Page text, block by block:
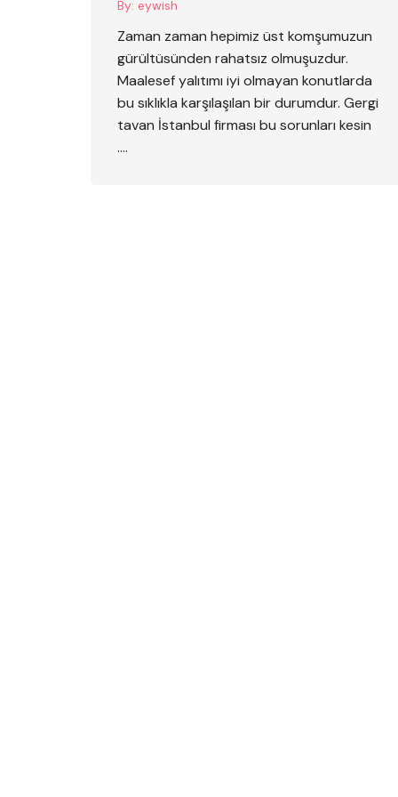
By: eywish
Zaman zaman hepimiz üst komşumuzun
gürültüsünden rahatsız olmuşuzdur.
Maalesef yalıtımı iyi olmayan konutlarda
bu sıklıkla karşılaşılan bir durumdur. Gergi
tavan İstanbul firması bu sorunları kesin
….